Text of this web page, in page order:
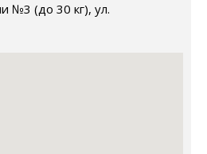
№3 (до 30 кг), ул.